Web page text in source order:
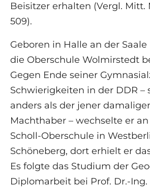
Beisitzer erhalten (Vergl. Mitt.
509).
Geboren in Halle an der
die Oberschule Wolmirstedt
Gegen Ende seiner
Schwierigkeiten in der DDR –
anders als der jener
Machthaber – wechselte er
Scholl-Oberschule in
Schöneberg, dort erhielt er
Es folgte das Studium der
Diplomarbeit bei Prof. Dr.-Ing.